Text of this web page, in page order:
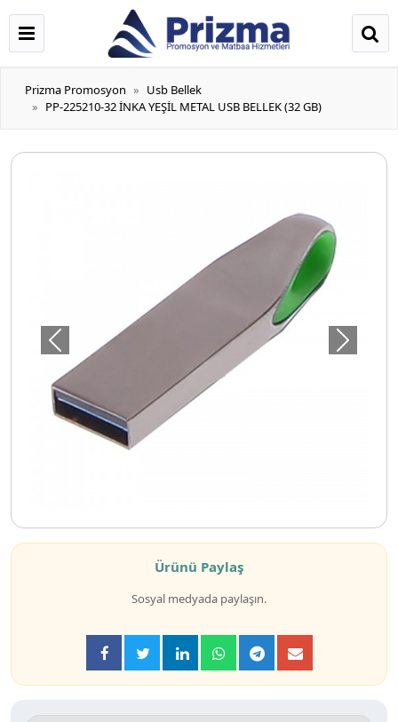
Prizma Promosyon
Usb Bellek
PP-225210-32 İNKA YEŞİL METAL USB BELLEK (32 GB)
Önceki Sonraki
Ürünü Paylaş
Sosyal medyada paylaşın.